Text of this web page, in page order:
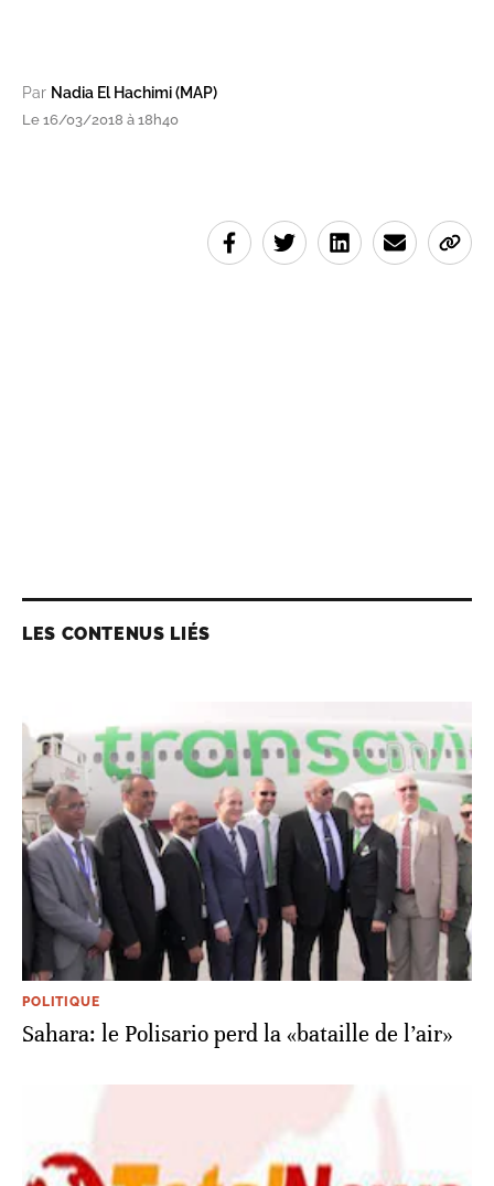
Par Nadia El Hachimi (MAP)
Le 16/03/2018 à 18h40
LES CONTENUS LIÉS
POLITIQUE
Sahara: le Polisario perd la «bataille de l’air»